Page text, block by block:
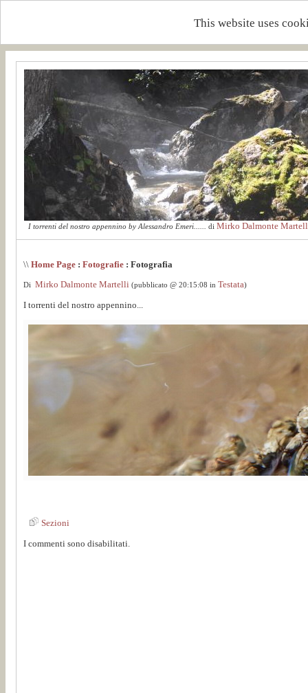
This website uses
I torrenti del nostro appennino by Alessandro Emeri...... di Mirko Dalmonte
\\ Home Page : Fotografie : Fotografia
Di Mirko Dalmonte Martelli (pubblicato @ 20:15:08 in Testata)
I torrenti del nostro appennino...
Sezioni
I commenti sono disabilitati.